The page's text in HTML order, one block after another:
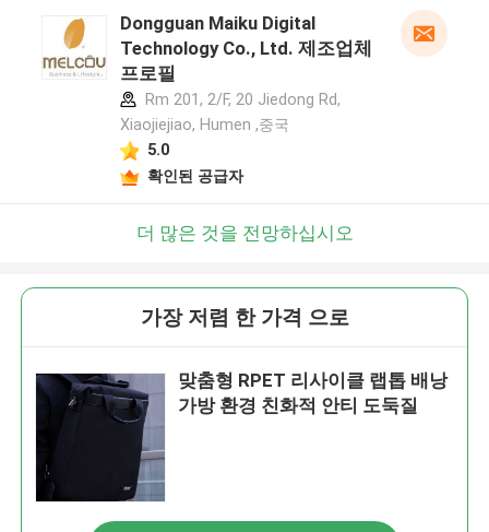
Dongguan Maiku Digital
Technology Co., Ltd. 제조업체
프로필
Rm 201, 2/F, 20 Jiedong Rd,
Xiaojiejiao, Humen ,중국
5.0
확인된 공급자
더 많은 것을 전망하십시오
가장 저렴 한 가격 으로
맞춤형 RPET 리사이클 랩톱 배낭
가방 환경 친화적 안티 도둑질